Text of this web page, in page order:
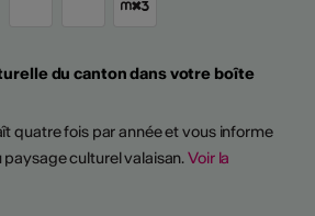
du canton dans votre boîte
quatre fois par année et vous informe
paysage culturel valaisan.Voir la